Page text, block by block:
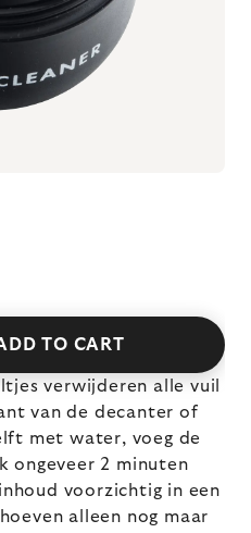
TO CART
verwijderen alle vuil
van de decanter of
met water, voeg de
ongeveer 2 minuten
voorzichtig in een
alleen nog maar